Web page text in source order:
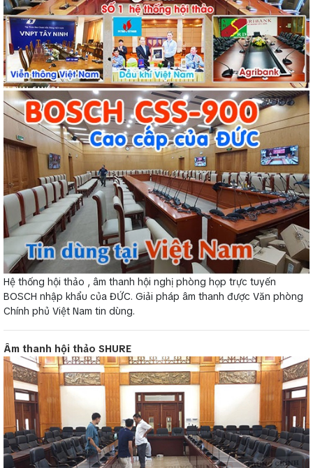
Hệ thống hội thảo , âm thanh hội nghị phòng họp trực tuyến
BOSCH nhập khẩu của ĐỨC. Giải pháp âm thanh được Văn phòng
Chính phủ Việt Nam tin dùng.
Âm thanh hội thảo SHURE